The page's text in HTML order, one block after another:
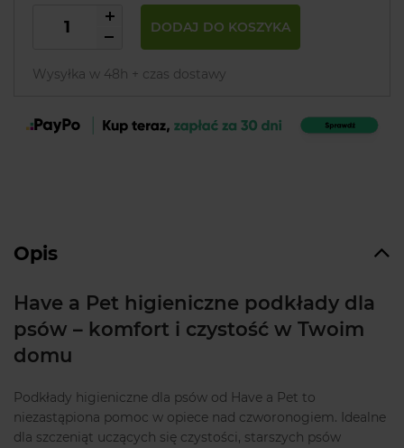
DODAJ DO KOSZYKA
Wysyłka w 48h + czas dostawy
Opis
Have a Pet higieniczne podkłady dla
psów – komfort i czystość w Twoim
domu
Podkłady higieniczne dla psów od Have a Pet to
niezastąpiona pomoc w opiece nad czworonogiem. Idealne
dla szczeniąt uczących się czystości, starszych psów